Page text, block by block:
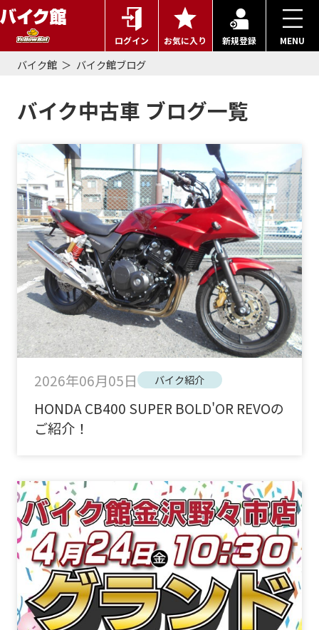
ログイン お気に入り 新規登録 MENU
バイク館 バイク館ブログ
バイク中古車 ブログ一覧
2026年06月05日 バイク紹介
HONDA CB400 SUPER BOLD'OR REVOの
ご紹介！